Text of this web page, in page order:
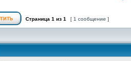
Страница 1 из 1 [ 1 сообщение ]